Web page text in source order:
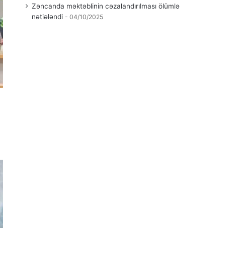
Zəncanda məktəblinin cəzalandırılması ölümlə
nətiələndi
04/10/2025